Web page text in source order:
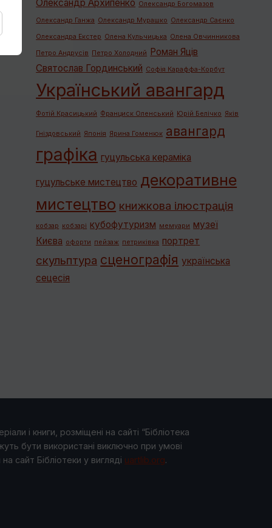
Олександр Архипенко Олександр Богомазов
Олександр Ганжа Олександр Мурашко Олександр Саєнко
Олександра Екстер Олена Кульчицька Олена Овчинникова
Петро Андрусів Петро Холодний
Роман Яців
Святослав Гординський Софія Караффа-Корбут
Український авангард
Фотій Красицький Франциск Оленський Юрій Белічко Яків
Гніздовський Японія Ярина Гоменюк авангард
графiка гуцульська кераміка
гуцульське мистецтво декоративне
мистецтво книжкова ілюстрація
кобзар кобзарі кубофутуризм мемуари музеї
Києва офорти пейзаж петриківка портрет
скульптура сценографія українська
сецесія
і книги, розміщені на сайті “Бібліотека
бути використані виключно при умові
сайт Бібліотеки у виглядi uartlib.org.